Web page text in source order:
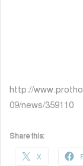
http://
09/news/359110
Share this:
X